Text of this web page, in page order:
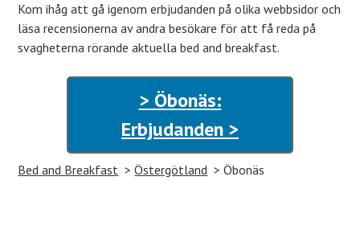
Kom ihåg att gå igenom erbjudanden på olika webbsidor och
läsa recensionerna av andra besökare för att få reda på
svagheterna rörande aktuella bed and breakfast.
> Öbonäs:
Erbjudanden >
Bed and Breakfast Östergötland Öbonäs